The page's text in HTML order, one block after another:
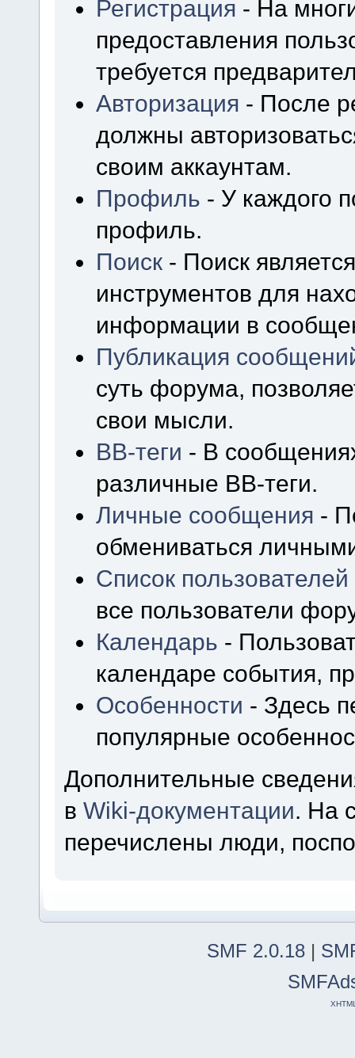
Регистрация - На
предоставления
требуется
Авторизация - После
должны
своим аккаунтам.
Профиль - У каждого
профиль.
Поиск - Поиск
инструментов для
информации в
Публикация
суть форума,
свои мысли.
BB-теги - В
различные BB-теги.
Личные сообщения -
обмениваться
Список пользователей
все пользователи
Календарь -
календаре события,
Особенности - Здесь
популярные
Дополнительные
вWiki-документации. На
перечислены люди,
SMF 2.0.18 |